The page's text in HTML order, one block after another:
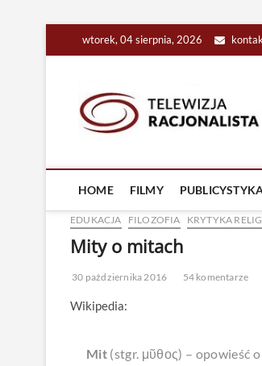
wtorek, 04 sierpnia, 2026
HOME FILMY
EDUKACJA FILOZOFIA KRYTYKA
Mity o mitach
30 października 2016 54 komentarze
Wikipedia:
Mit(stgr. μῦθος) – opowieść